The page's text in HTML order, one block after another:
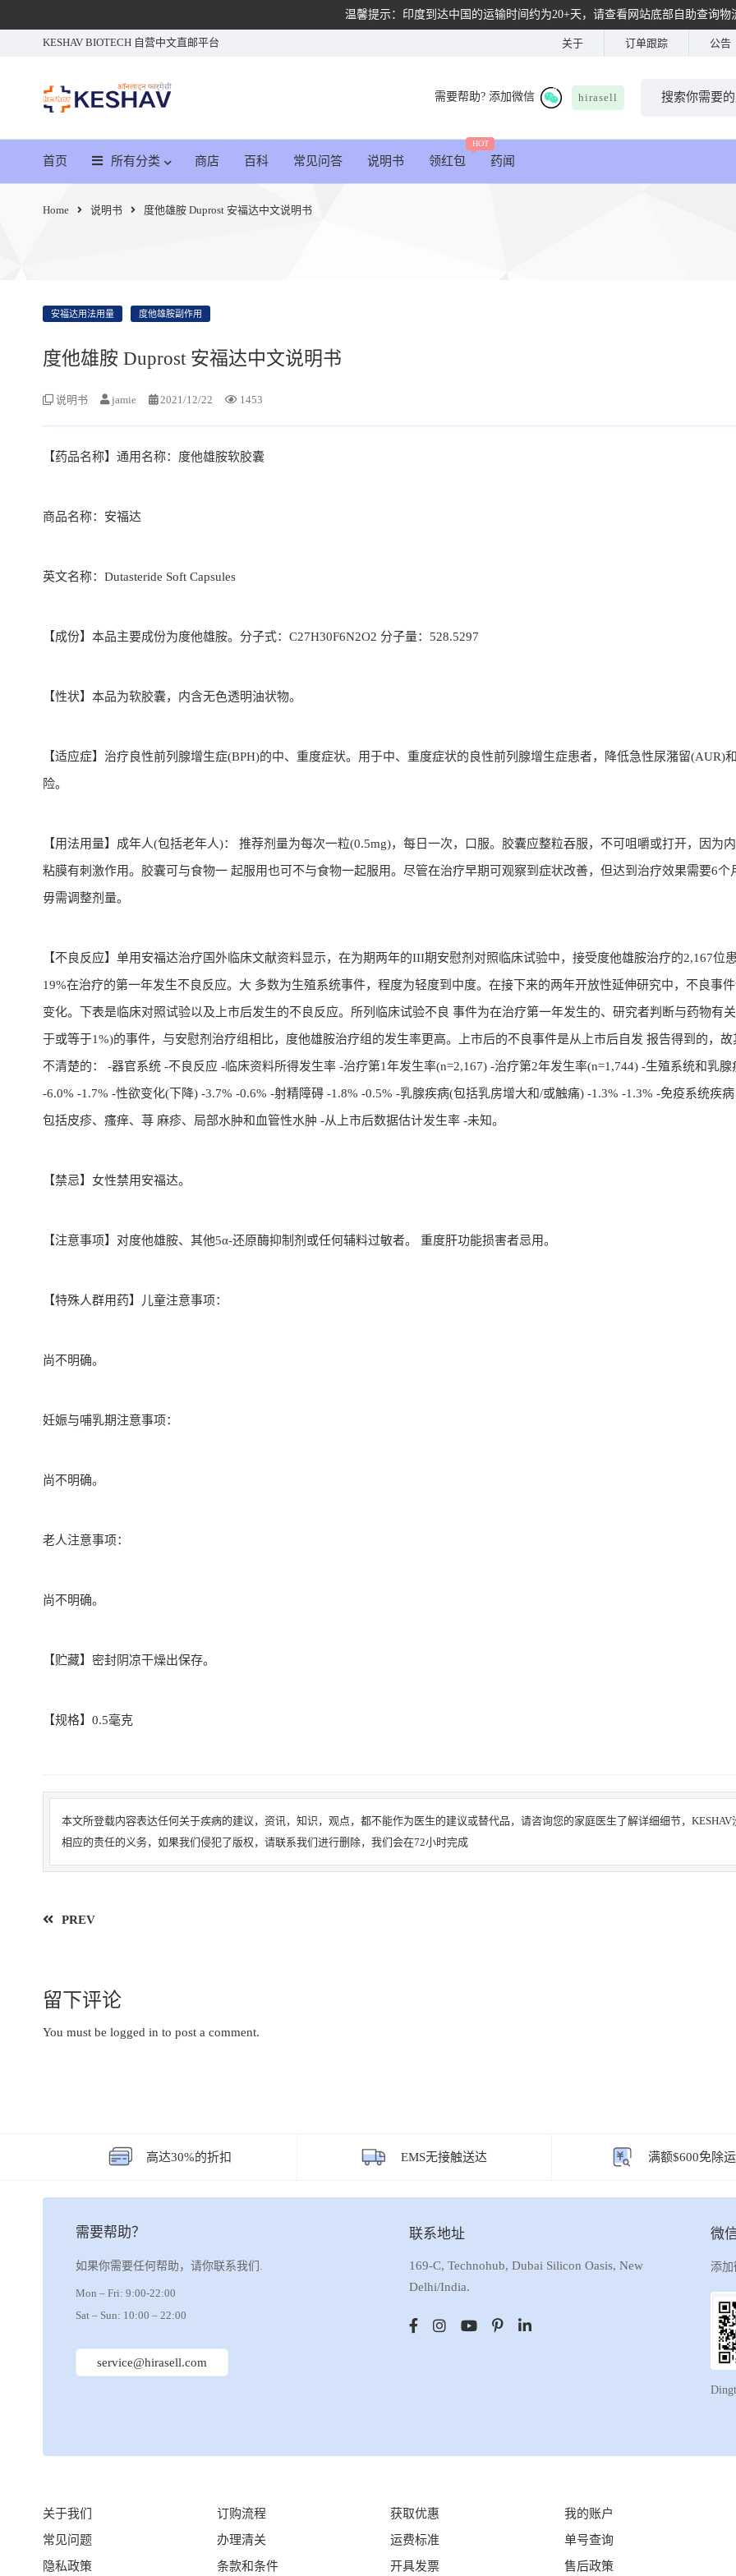
温馨提示：印度到达中国的运输时间约为20+天，请查看网站底部自助查询物
KESHAV BIOTECH 自营中文直邮平台 关于 订单跟踪 公告
需要帮助? 添加微信 hirasell
首页 所有分类 商店 百科 常见问答 说明书 领红包
HOT
药闻
Home 说明书 度他雄胺 Duprost 安福达中文说明书
安福达用法用量 度他雄胺副作用
度他雄胺 Duprost 安福达中文说明书
说明书 jamie 2021/12/22 1453
【药品名称】通用名称：度他雄胺软胶囊
商品名称：安福达
英文名称：Dutasteride Soft Capsules
【成份】本品主要成份为度他雄胺。分子式：C27H30F6N2O2 分子量：528.5297
【性状】本品为软胶囊，内含无色透明油状物。
【适应症】治疗良性前列腺增生症(BPH)的中、重度症状。用于中、重度症状的良性前列腺增生症患者，降低急性尿潴留(AUR)
险。
【用法用量】成年人(包括老年人)： 推荐剂量为每次一粒(0.5mg)，每日一次，口服。胶囊应整粒吞服，不可咀嚼或打开，因为
粘膜有刺激作用。胶囊可与食物一 起服用也可不与食物一起服用。尽管在治疗早期可观察到症状改善，但达到治疗效果需要6个
毋需调整剂量。
【不良反应】单用安福达治疗国外临床文献资料显示，在为期两年的III期安慰剂对照临床试验中，接受度他雄胺治疗的2,167位
19%在治疗的第一年发生不良反应。大 多数为生殖系统事件，程度为轻度到中度。在接下来的两年开放性延伸研究中，不良事
变化。下表是临床对照试验以及上市后发生的不良反应。所列临床试验不良 事件为在治疗第一年发生的、研究者判断与药物有
于或等于1%)的事件，与安慰剂治疗组相比，度他雄胺治疗组的发生率更高。上市后的不良事件是从上市后自发 报告得到的，
不清楚的： -器官系统 -不良反应 -临床资料所得发生率 -治疗第1年发生率(n=2,167) -治疗第2年发生率(n=1,744) -生殖系统和乳腺
-6.0% -1.7% -性欲变化(下降) -3.7% -0.6% -射精障碍 -1.8% -0.5% -乳腺疾病(包括乳房增大和/或触痛) -1.3% -1.3% -免疫系统疾
包括皮疹、瘙痒、荨 麻疹、局部水肿和血管性水肿 -从上市后数据估计发生率 -未知。
【禁忌】女性禁用安福达。
【注意事项】对度他雄胺、其他5α-还原酶抑制剂或任何辅料过敏者。 重度肝功能损害者忌用。
【特殊人群用药】儿童注意事项：
尚不明确。
妊娠与哺乳期注意事项：
尚不明确。
老人注意事项：
尚不明确。
【贮藏】密封阴凉干燥出保存。
【规格】0.5毫克
本文所登载内容表达任何关于疾病的建议，资讯，知识，观点，都不能作为医生的建议或替代品，请咨询您的家庭医生了解详细细节，KESHAV
相应的责任的义务，如果我们侵犯了版权，请联系我们进行删除，我们会在72小时完成
PREV
留下评论
You must be logged in to post a comment.
高达30%的折扣 EMS无接触送达 满额$600免除
需要帮助？
如果你需要任何帮助，请你联系我们.
Mon – Fri: 9:00-22:00
Sat – Sun: 10:00 – 22:00
service@hirasell.com
联系地址
169-C, Technohub, Dubai Silicon Oasis, New
Delhi/India.
微
添
关于我们
常见问题
隐私政策
订购流程
办理清关
条款和条件
获取优惠
运费标准
开具发票
我的账户
单号查询
售后政策